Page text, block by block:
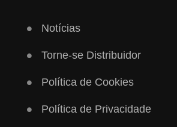
Notícias
Torne-se Distribuidor
Política de Cookies
Política de Privacidade